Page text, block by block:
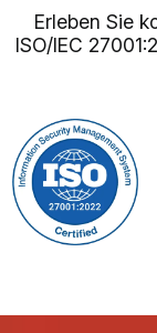
Erleben Sie
ISO/IEC